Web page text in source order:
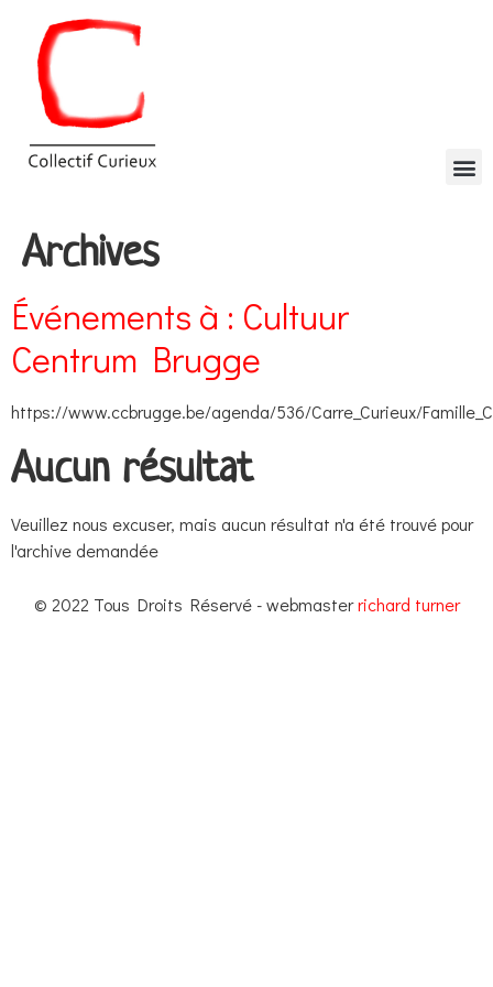
Archives
Événements à : Cultuur
Centrum Brugge
https://www.ccbrugge.be/agenda/536/Carre_Curieux/
Aucun résultat
Veuillez nous excuser, mais aucun résultat n'a été trouvé pour
l'archive demandée
© 2022 Tous Droits Réservé - webmasterrichard turner